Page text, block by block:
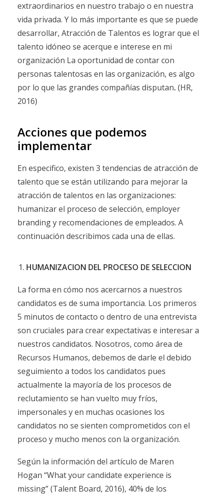
extraordinarios en nuestro trabajo o en nuestra
vida privada. Y lo más importante es que se puede
desarrollar, Atracción de Talentos es lograr que el
talento idóneo se acerque e interese en mi
organización La oportunidad de contar con
personas talentosas en las organización, es algo
por lo que las grandes compañías disputan. (HR,
2016)
Acciones que podemos
implementar
En especifico, existen 3 tendencias de atracción de
talento que se están utilizando para mejorar la
atracción de talentos en las organizaciones:
humanizar el proceso de selección, employer
branding y recomendaciones de empleados. A
continuación describimos cada una de ellas.
HUMANIZACION DEL PROCESO DE SELECCION
La forma en cómo nos acercarnos a nuestros
candidatos es de suma importancia. Los primeros
5 minutos de contacto o dentro de una entrevista
son cruciales para crear expectativas e interesar a
nuestros candidatos. Nosotros, como área de
Recursos Humanos, debemos de darle el debido
seguimiento a todos los candidatos pues
actualmente la mayoría de los procesos de
reclutamiento se han vuelto muy fríos,
impersonales y en muchas ocasiones los
candidatos no se sienten comprometidos con el
proceso y mucho menos con la organización.
Según la información del artículo de Maren
Hogan “What your candidate experience is
missing” (Talent Board, 2016), 40% de los